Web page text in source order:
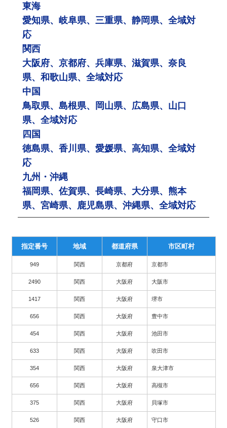
東海
愛知県、岐阜県、三重県、静岡県、全域対
応
関西
大阪府、京都府、兵庫県、滋賀県、奈良
県、和歌山県、全域対応
中国
鳥取県、島根県、岡山県、広島県、山口
県、全域対応
四国
徳島県、香川県、愛媛県、高知県、全域対
応
九州・沖縄
福岡県、佐賀県、長崎県、大分県、熊本
県、宮崎県、鹿児島県、沖縄県、全域対応
指定番号 地域 都道府県 市区町村
949 関西 京都府 京都市
2490 関西 大阪府 大阪市
1417 関西 大阪府 堺市
656 関西 大阪府 豊中市
454 関西 大阪府 池田市
633 関西 大阪府 吹田市
354 関西 大阪府 泉大津市
656 関西 大阪府 高槻市
375 関西 大阪府 貝塚市
526 関西 大阪府 守口市